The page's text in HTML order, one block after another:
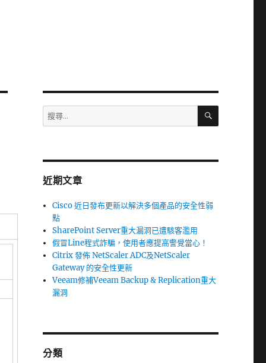
搜
尋
字:
搜
近期文章
Cisco 近日發布更新以解決多個產品的安全性弱
點
SharePoint Server重大漏洞已遭駭客濫用
假冒Line程式詐騙，使用者應提高警覺當心！
Citrix 發佈 NetScaler ADC及NetScaler
Gateway 的安全性更新
Veeam修補Veeam Backup & Replication重大
漏洞
分類